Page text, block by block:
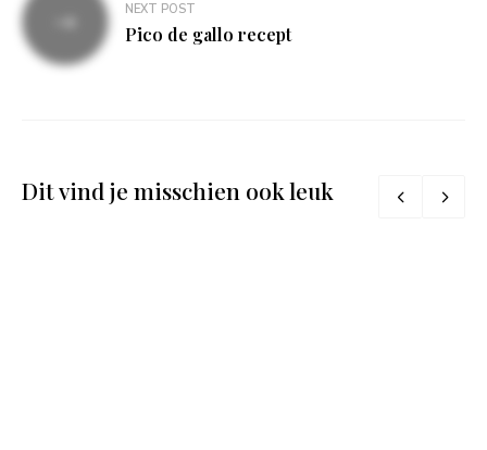
NEXT POST
Pico de gallo recept
Dit vind je misschien ook leuk